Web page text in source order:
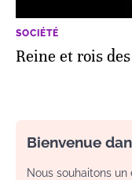
SOCIÉTÉ
Reine et rois
Bienvenue
Nous souhaitons